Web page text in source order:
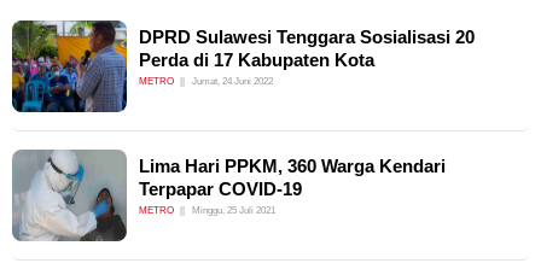
DPRD Sulawesi Tenggara Sosialisasi 20
Perda di 17 Kabupaten Kota
METRO Jumat, 24 Juni 2022
Lima Hari PPKM, 360 Warga Kendari
Terpapar COVID-19
METRO Minggu, 25 Juli 2021